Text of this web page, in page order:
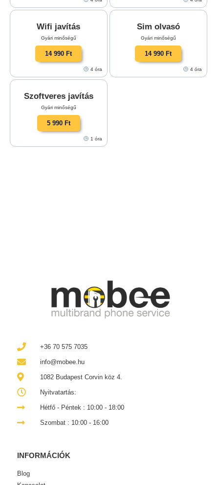
Wifi javítás
Gyári minőségű
14 990 Ft
4 óra
Sim olvasó
Gyári minőségű
14 990 Ft
4 óra
Szoftveres javítás
Gyári minőségű
5 990 Ft
1 óra
+36 70 575 7035
info@mobee.hu
1082 Budapest Corvin köz 4.
Nyitvatartás:
Hétfő - Péntek : 10:00 - 18:00
Szombat : 10:00 - 16:00
INFORMÁCIÓK
Blog